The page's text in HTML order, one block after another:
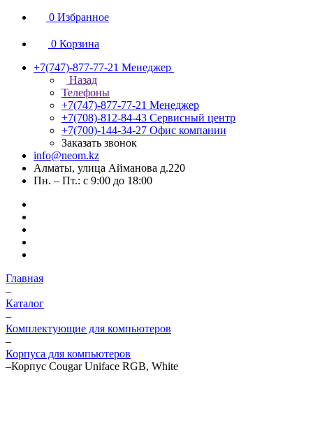
0 Избранное
0 Корзина
+7(747)-877-77-21 Менеджер
Назад
Телефоны
+7(747)-877-77-21 Менеджер
+7(708)-812-84-43 Сервисный центр
+7(700)-144-34-27 Офис компании
Заказать звонок
info@neom.kz
Алматы, улица Айманова д.220
Пн. – Пт.: с 9:00 до 18:00
Главная
–
Каталог
–
Комплектующие для компьютеров
–
Корпуса для компьютеров
–Корпус Cougar Uniface RGB, White